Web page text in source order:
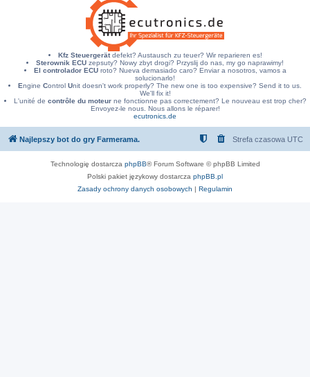
Kfz Steuergerätdefekt? Austausch zu teuer? Wir reparieren es!
Sterownik ECU zepsuty? Nowy zbyt drogi? Przyslij do nas, my go naprawimy!
El controlador ECUroto? Nueva demasiado caro? Enviar a nosotros, vamos a
solucionarlo!
Engine Control Unit doesn't work properly? The new one is too expensive? Send it to us.
We'll fix it!
L'unité de contrôle du moteurne fonctionne pas correctement? Le nouveau est trop cher?
Envoyez-le nous. Nous allons le réparer!
ecutronics.de
Najlepszy bot do gry Farmerama. Strefa czasowa UTC
Technologię dostarcza phpBB® Forum Software © phpBB Limited
Polski pakiet językowy dostarcza phpBB.pl
Zasady ochrony danych osobowych | Regulamin